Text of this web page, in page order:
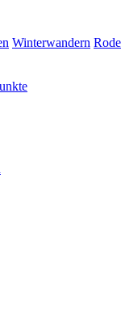
Winterwandern